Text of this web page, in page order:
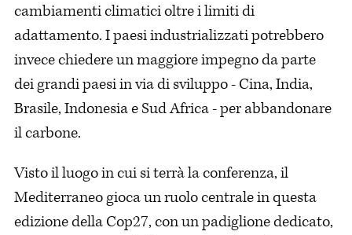
cambiamenti climatici oltre i limiti di
adattamento. I paesi industrializzati potrebbero
invece chiedere un maggiore impegno da parte
dei grandi paesi in via di sviluppo - Cina, India,
Brasile, Indonesia e Sud Africa - per abbandonare
il carbone.
Visto il luogo in cui si terrà la conferenza, il
Mediterraneo gioca un ruolo centrale in questa
edizione della Cop27, con un padiglione dedicato,